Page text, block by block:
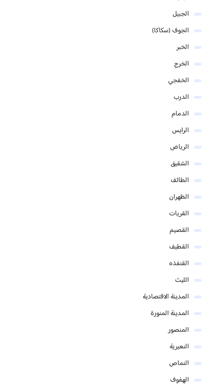
الجبيل
الجوف (سكاكا)
الخبر
الخرج
الخفجي
الدرب
الدمام
الرايس
الرياض
الشقيق
الطائف
الظهران
القريات
القصيم
القطيف
القنفذه
الليث
المدينة الاقتصادية
المدينة المنورة
المنصور
النعيرية
النماص
الهفوف